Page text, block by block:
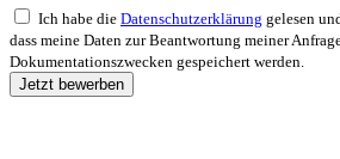
Ich habe die Datenschutzerklärung gelesen
dass meine Daten zur Beantwortung meiner
Dokumentationszwecken gespeichert werden.
Jetzt bewerben